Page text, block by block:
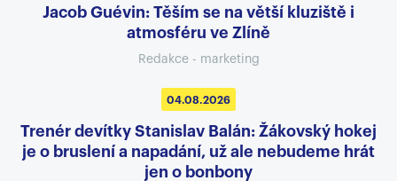
Jacob Guévin: Těším se na větší kluziště i
atmosféru ve Zlíně
Redakce - marketing
04.08.2026
Trenér devítky Stanislav Balán: Žákovský hokej
je o bruslení a napadání, už ale nebudeme hrát
jen o bonbony